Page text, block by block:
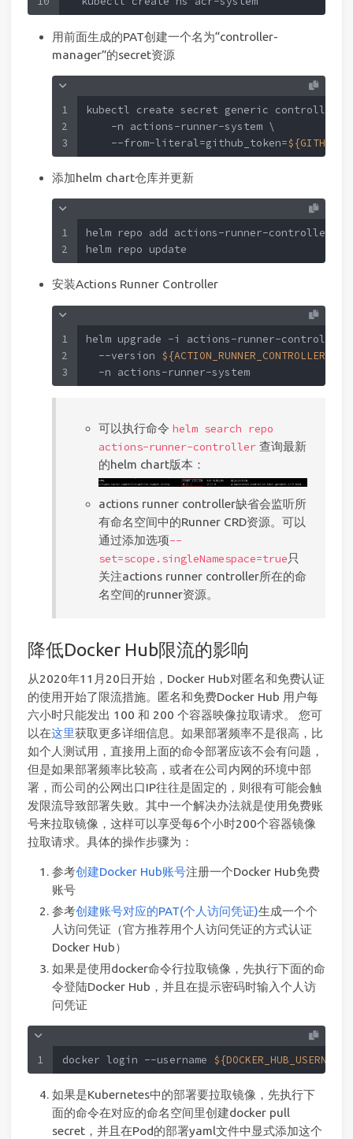
用前面生成的PAT创建一个名为“controller-
manager”的secret资源
1
2
3
kubectl create secret generic controller-
    -n actions-runner-system \
    --from-literal=github_token=
添加helm chart仓库并更新
1
2
helm repo add actions-runner-controller
helm repo update
安装Actions Runner Controller
1
2
3
helm upgrade -i actions-runner-
  --version
  -n actions-runner-system
可以执行命令 helm search repo
actions-runner-controller查询最新
的helm chart版本：
actions runner controller缺省会监听所
有命名空间中的Runner CRD资源。可以
通过添加选项--
set=scope.singleNamespace=true只
关注actions runner controller所在的命
名空间的runner资源。
降低Docker Hub限流的影响
从2020年11月20日开始，Docker Hub对匿名和免费认证
的使用开始了限流措施。匿名和免费Docker Hub 用户每
六小时只能发出 100 和 200 个容器映像拉取请求。 您可
以在这里获取更多详细信息。如果部署频率不是很高，比
如个人测试用，直接用上面的命令部署应该不会有问题，
但是如果部署频率比较高，或者在公司内网的环境中部
署，而公司的公网出口IP往往是固定的，则很有可能会触
发限流导致部署失败。其中一个解决办法就是使用免费账
号来拉取镜像，这样可以享受每6个小时200个容器镜像
拉取请求。具体的操作步骤为：
参考创建Docker Hub账号注册一个Docker Hub免费
账号
参考创建账号对应的PAT(个人访问凭证)生成一个个
人访问凭证（官方推荐用个人访问凭证的方式认证
Docker Hub）
如果是使用docker命令行拉取镜像，先执行下面的命
令登陆Docker Hub，并且在提示密码时输入个人访
问凭证
1 docker login --username ${DOCKER_HUB_USERNAME}
如果是Kubernetes中的部署要拉取镜像，先执行下
面的命令在对应的命名空间里创建docker pull
secret，并且在Pod的部署yaml文件中显式添加这个